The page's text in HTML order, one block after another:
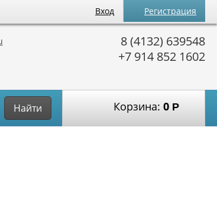
Вход Регистрация
8 (4132) 639548
+7 914 852 1602
Корзина: 0 Р
Найти